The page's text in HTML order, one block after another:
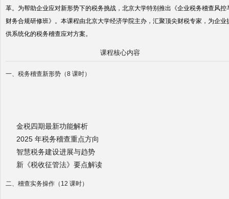
革。为帮助企业应对新形势下的税务挑战，北京大学特别推出《企业税务稽查风控
财务合规研修班》。本课程由北京大学经济学院主办，汇聚顶尖财税专家，为企业
供系统化的税务稽查应对方案。
课程核心内容
一、税务稽查新形势（8 课时）
金税四期最新功能解析
2025 年税务稽查重点方向
智慧税务建设进展与趋势
新《税收征管法》要点解读
二、稽查实务操作（12 课时）